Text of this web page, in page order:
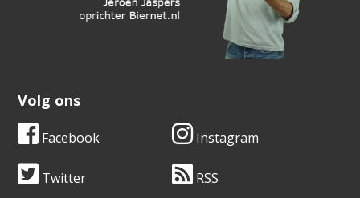
Volg ons
Facebook Instagram
Twitter RSS